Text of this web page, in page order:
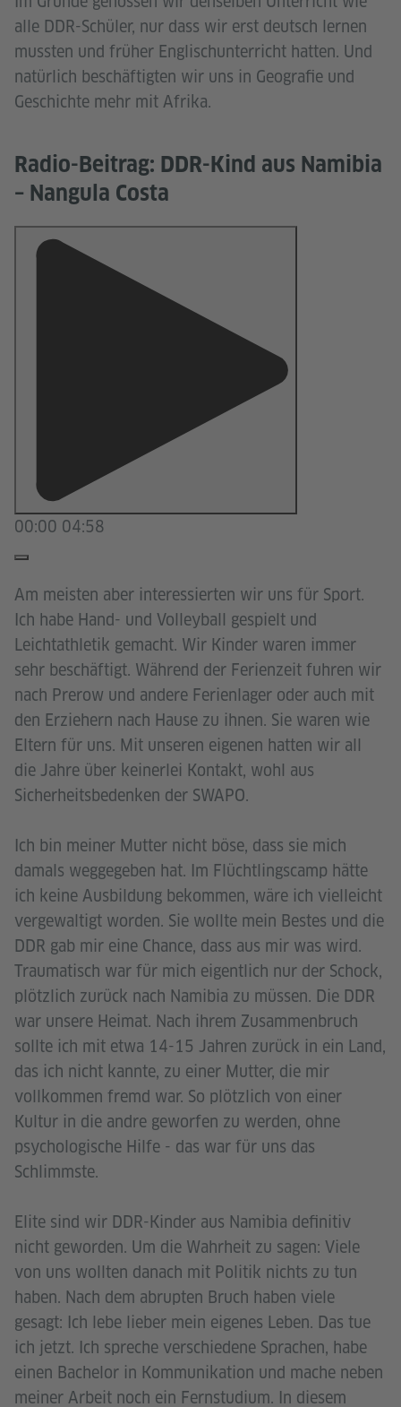
alle DDR-Schüler, nur dass wir erst deutsch lernen
mussten und früher Englischunterricht hatten. Und
natürlich beschäftigten wir uns in Geografie und
Geschichte mehr mit Afrika.
Radio-Beitrag: DDR-Kind aus Namibia
– Nangula Costa
00:00 04:58
Am meisten aber interessierten wir uns für Sport.
Ich habe Hand- und Volleyball gespielt und
Leichtathletik gemacht. Wir Kinder waren immer
sehr beschäftigt. Während der Ferienzeit fuhren wir
nach Prerow und andere Ferienlager oder auch mit
den Erziehern nach Hause zu ihnen. Sie waren wie
Eltern für uns. Mit unseren eigenen hatten wir all
die Jahre über keinerlei Kontakt, wohl aus
Sicherheitsbedenken der SWAPO.
Ich bin meiner Mutter nicht böse, dass sie mich
damals weggegeben hat. Im Flüchtlingscamp hätte
ich keine Ausbildung bekommen, wäre ich vielleicht
vergewaltigt worden. Sie wollte mein Bestes und die
DDR gab mir eine Chance, dass aus mir was wird.
Traumatisch war für mich eigentlich nur der Schock,
plötzlich zurück nach Namibia zu müssen. Die DDR
war unsere Heimat. Nach ihrem Zusammenbruch
sollte ich mit etwa 14-15 Jahren zurück in ein Land,
das ich nicht kannte, zu einer Mutter, die mir
vollkommen fremd war. So plötzlich von einer
Kultur in die andre geworfen zu werden, ohne
psychologische Hilfe - das war für uns das
Schlimmste.
Elite sind wir DDR-Kinder aus Namibia definitiv
nicht geworden. Um die Wahrheit zu sagen: Viele
von uns wollten danach mit Politik nichts zu tun
haben. Nach dem abrupten Bruch haben viele
gesagt: Ich lebe lieber mein eigenes Leben. Das tue
ich jetzt. Ich spreche verschiedene Sprachen, habe
einen Bachelor in Kommunikation und mache neben
meiner Arbeit noch ein Fernstudium. In diesem